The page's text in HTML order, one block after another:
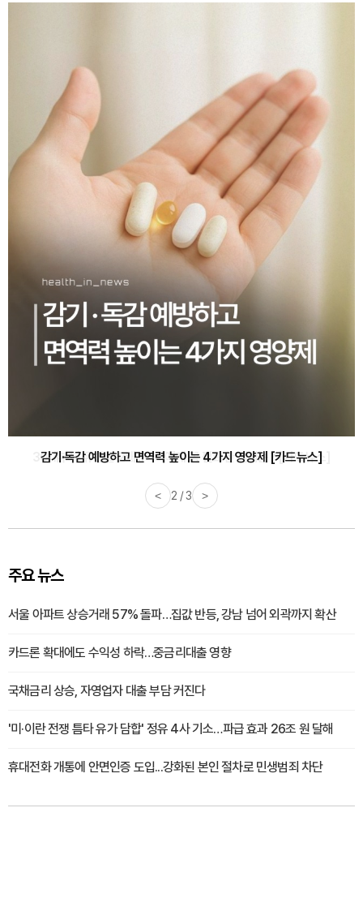
감기·독감 예방하고 면역력 높이는 4가지 영양제 [카드뉴스]
< 3 / 3 >
주요 뉴스
서울 아파트 상승거래 57% 돌파…집값 반등, 강남 넘어 외곽까지 확산
카드론 확대에도 수익성 하락…중금리대출 영향
국채금리 상승, 자영업자 대출 부담 커진다
'미·이란 전쟁 틈타 유가 담합' 정유 4사 기소…파급 효과 26조 원 달해
휴대전화 개통에 안면인증 도입...강화된 본인 절차로 민생범죄 차단